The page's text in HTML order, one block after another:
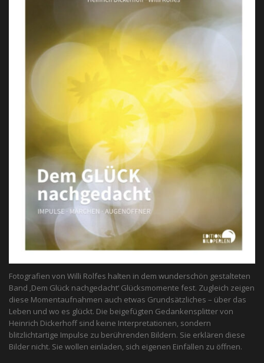
Fotografien von Willi Rolfes halten in dem wunderschön gestalteten
Band ‚Dem Glück nachgedacht‘ Glücksmomente fest. Zugleich zeigen
diese Momentaufnahmen auch etwas Grundsätzliches – über das
Leben und wo es glückt. Die beigefügten Gedankensplitter von
Heinrich Dickerhoff sind keine Interpretationen, sondern
blitzlichtartige Impulse zu berührenden Bildern. Sie erklären diese
Bilder nicht. Sie wollen einladen, sich eigenen Einfällen zu öffnen.